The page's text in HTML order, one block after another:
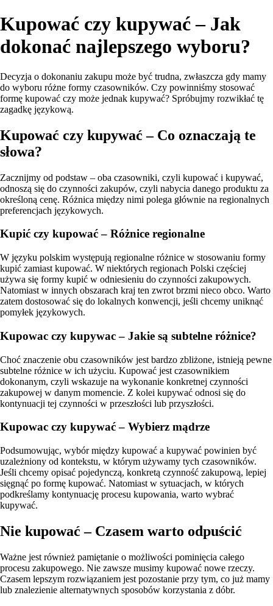
Kupować czy kupywać – Jak
dokonać najlepszego wyboru?
Decyzja o dokonaniu zakupu może być trudna, zwłaszcza gdy mamy
do wyboru różne formy czasowników. Czy powinniśmy stosować
formę kupować czy może jednak kupywać? Spróbujmy rozwikłać tę
zagadkę językową.
Kupować czy kupywać – Co oznaczają te
słowa?
Zacznijmy od podstaw – oba czasowniki, czyli kupować i kupywać,
odnoszą się do czynności zakupów, czyli nabycia danego produktu za
określoną cenę. Różnica między nimi polega głównie na regionalnych
preferencjach językowych.
Kupić czy kupować – Różnice regionalne
W języku polskim występują regionalne różnice w stosowaniu formy
kupić zamiast kupować. W niektórych regionach Polski częściej
używa się formy kupić w odniesieniu do czynności zakupowych.
Natomiast w innych obszarach kraj ten zwrot brzmi nieco obco. Warto
zatem dostosować się do lokalnych konwencji, jeśli chcemy uniknąć
pomyłek językowych.
Kupowac czy kupywac – Jakie są subtelne różnice?
Choć znaczenie obu czasowników jest bardzo zbliżone, istnieją pewne
subtelne różnice w ich użyciu. Kupować jest czasownikiem
dokonanym, czyli wskazuje na wykonanie konkretnej czynności
zakupowej w danym momencie. Z kolei kupywać odnosi się do
kontynuacji tej czynności w przeszłości lub przyszłości.
Kupowac czy kupywać – Wybierz mądrze
Podsumowując, wybór między kupować a kupywać powinien być
uzależniony od kontekstu, w którym używamy tych czasowników.
Jeśli chcemy opisać pojedynczą, konkretą czynność zakupową, lepiej
sięgnąć po formę kupować. Natomiast w sytuacjach, w których
podkreślamy kontynuację procesu kupowania, warto wybrać
kupywać.
Nie kupować – Czasem warto odpuścić
Ważne jest również pamiętanie o możliwości pominięcia całego
procesu zakupowego. Nie zawsze musimy kupować nowe rzeczy.
Czasem lepszym rozwiązaniem jest pozostanie przy tym, co już mamy
lub znalezienie alternatywnych sposobów korzystania z dóbr.